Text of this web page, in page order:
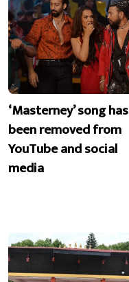
‘Masterney’ song has
been removed from
YouTube and social
media